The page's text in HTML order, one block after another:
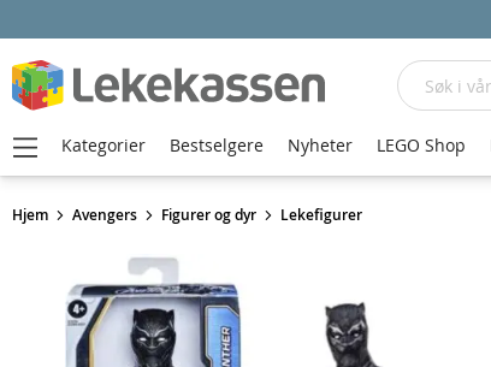
Hjem Avengers Figurer og dyr Lekefigurer
Søk
Kategorier Bestselgere Nyheter LEGO Shop